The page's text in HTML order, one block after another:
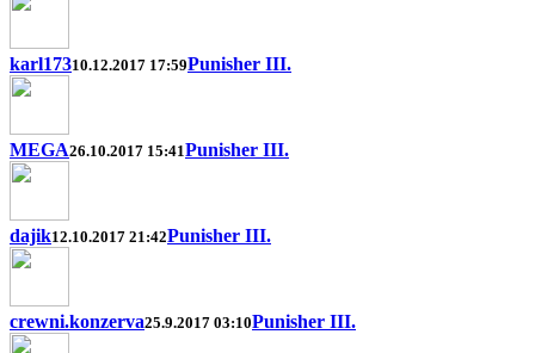
karl17310.12.2017 17:59Punisher III.
MEGA26.10.2017 15:41Punisher III.
dajik12.10.2017 21:42Punisher III.
crewni.konzerva25.9.2017 03:10Punisher III.